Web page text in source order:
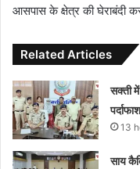
आसपास के क्षेत्र की घेराबंदी
Related Articles
सक्ती
13
साय